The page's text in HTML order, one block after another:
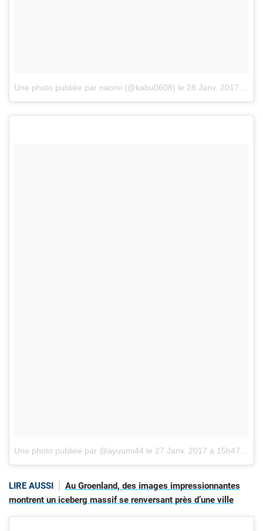
Une photo publiée par naomi (@kabu0608) le 28 Janv. 2017 à 21h49 PST
Une photo publiée par @ayuumi44 le 27 Janv. 2017 à 15h47 PST
LIRE AUSSI
Au Groenland, des images impressionnantes
montrent un iceberg massif se renversant près d’une ville